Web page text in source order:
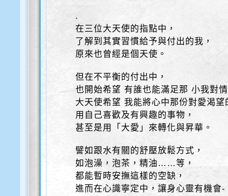
.
在三位大天使的指點中，
了解到其實習慣給予與付出的我，
原來也曾經是個天使。
但在不平衡的付出中，
也開始希望 有誰也能滿足那 小我對
大天使希望 我能將心中那份對愛渴望
用自己喜歡及有興趣的事物，
甚至是用「大愛」來轉化與昇華。
譬如跟水有關的舒壓放鬆方式，
如泡澡，泡茶，精油……等，
都能暫時安撫這樣的空缺，
進而在心識寧定中，讓身心靈有機會-